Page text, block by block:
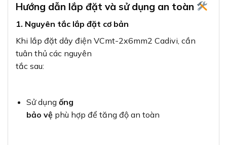
Hướng dẫn lắp đặt và sử dụng an toàn
1. Nguyên tắc lắp đặt cơ bản
Khi lắp đặt dây điện VCmt-2x6mm2 Cadivi, cần
tuân thủ các nguyên
tắc sau:
Sử dụng ống
bảo vệphù hợp để tăng độ an toàn